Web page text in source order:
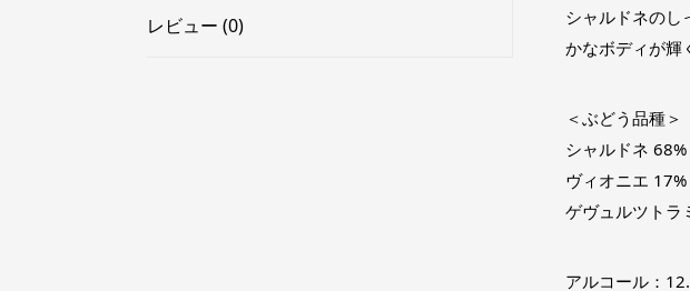
レビュー (0)
シャルドネのし
かなボディが輝
＜ぶどう品種＞
シャルドネ 68%
ヴィオニエ 17%
ゲヴュルツトラ
アルコール：